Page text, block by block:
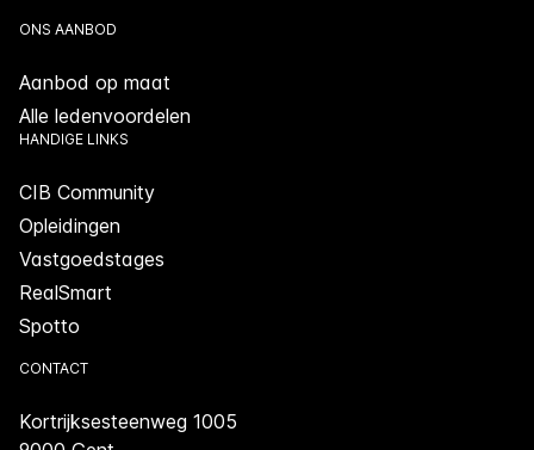
ONS AANBOD
Aanbod op maat
Alle ledenvoordelen
HANDIGE LINKS
CIB Community
Opleidingen
Vastgoedstages
RealSmart
Spotto
CONTACT
Kortrijksesteenweg 1005